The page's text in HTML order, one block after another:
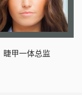
睫甲一体总监